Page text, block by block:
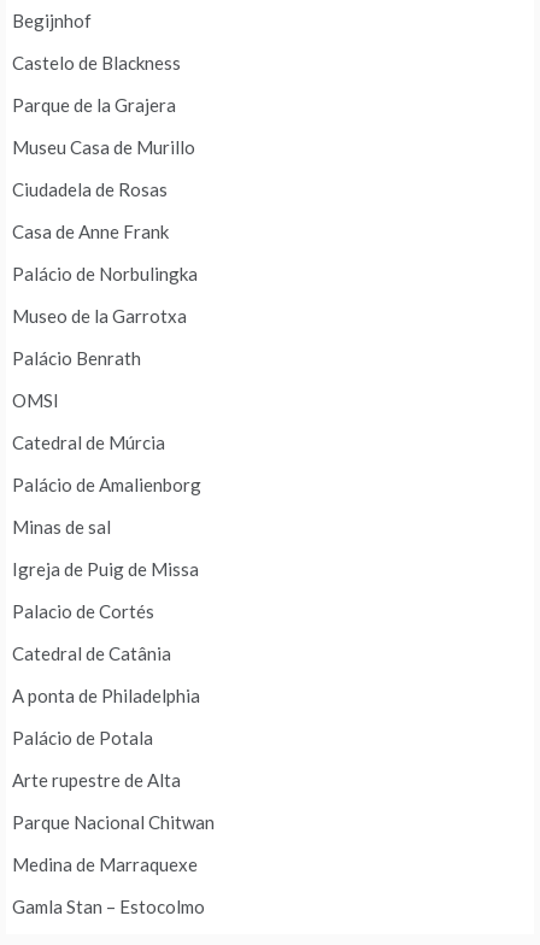
Begijnhof
Castelo de Blackness
Parque de la Grajera
Museu Casa de Murillo
Ciudadela de Rosas
Casa de Anne Frank
Palácio de Norbulingka
Museo de la Garrotxa
Palácio Benrath
OMSI
Catedral de Múrcia
Palácio de Amalienborg
Minas de sal
Igreja de Puig de Missa
Palacio de Cortés
Catedral de Catânia
A ponta de Philadelphia
Palácio de Potala
Arte rupestre de Alta
Parque Nacional Chitwan
Medina de Marraquexe
Gamla Stan – Estocolmo